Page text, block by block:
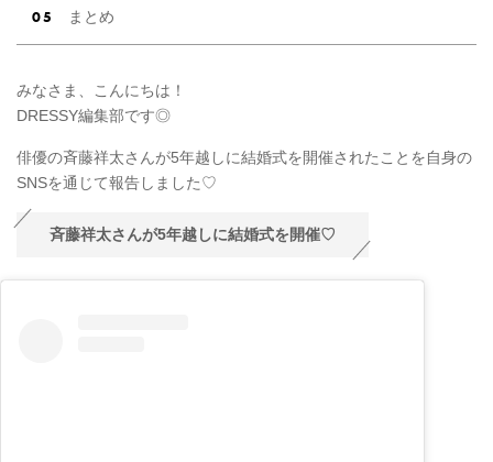
まとめ
みなさま、こんにちは！
DRESSY編集部です◎
俳優の斉藤祥太さんが5年越しに結婚式を開催されたことを自身の
SNSを通じて報告しました♡
斉藤祥太さんが5年越しに結婚式を開催♡